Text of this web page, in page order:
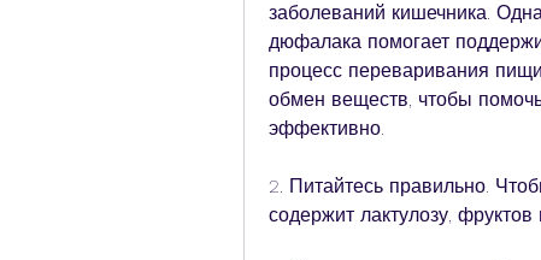
заболеваний кишечника.
дюфалака помогает
процесс переваривания
обмен веществ, чтобы
эффективно.
2. Питайтесь правильно.
содержит лактулозу,